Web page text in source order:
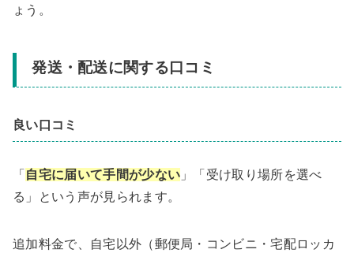
ょう。
発送・配送に関する口コミ
良い口コミ
「 自宅に届いて手間が少ない 」「受け取り場所を選べ
る」という声が見られます。
追加料金で、自宅以外（郵便局・コンビニ・宅配ロッカ